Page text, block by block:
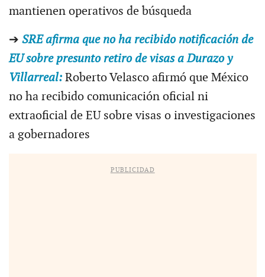
mantienen operativos de búsqueda
➔ SRE afirma que no ha recibido notificación de
EU sobre presunto retiro de visas a Durazo y
Villarreal:Roberto Velasco afirmó que México
no ha recibido comunicación oficial ni
extraoficial de EU sobre visas o investigaciones
a gobernadores
PUBLICIDAD